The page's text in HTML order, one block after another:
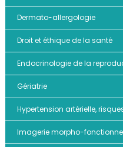
Dermato-allergologie
Droit et éthique de la santé
Endocrinologie de la
Gériatrie
Hypertension artérielle,
Imagerie morpho-